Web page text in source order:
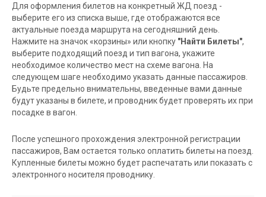
Для оформления билетов на конкретный ЖД поезд -
выберите его из списка выше, где отображаются все
актуальные поезда маршрута на сегодняшний день.
Нажмите на значок «корзины» или кнопку "Найти Билеты",
выберите подходящий поезд и тип вагона, укажите
необходимое количество мест на схеме вагона. На
следующем шаге необходимо указать данные пассажиров.
Будьте предельно внимательны, введенные вами данные
будут указаны в билете, и проводник будет проверять их при
посадке в вагон.
После успешного прохождения электронной регистрации
пассажиров, Вам остается только оплатить билеты на поезд.
Купленные билеты можно будет распечатать или показать с
электронного носителя проводнику.